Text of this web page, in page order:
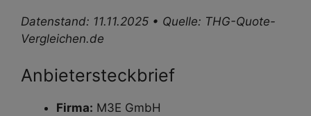
Datenstand: 11.11.2025 • Quelle: THG-Quote-
Vergleichen.de
Anbieter­steckbrief
Firma: M3E GmbH